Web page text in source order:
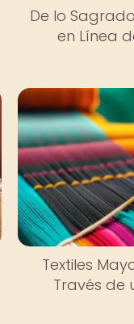
De lo
en Línea
Textiles
Través de